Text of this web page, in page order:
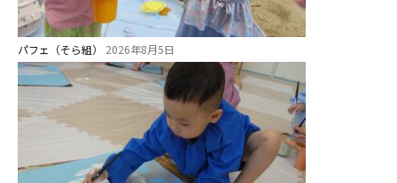
パフェ（そら組） 2026年8月5日